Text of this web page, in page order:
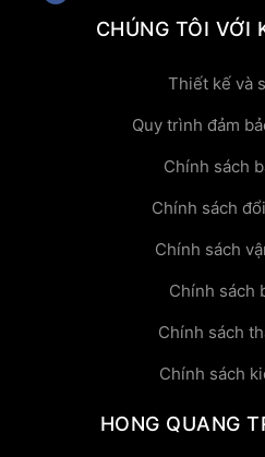
CHÚNG TÔI VỚI
Thiết kế và
Quy trình đảm
Chính sách
Chính sách
Chính sách
Chính sách
Chính sách
Chính sách
HONG QUANG